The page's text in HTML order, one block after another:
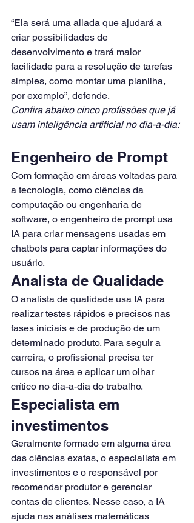
“Ela será uma aliada que ajudará a
criar possibilidades de
desenvolvimento e trará maior
facilidade para a resolução de tarefas
simples, como montar uma planilha,
por exemplo”, defende.
Confira abaixo cinco profissões que já
usam inteligência artificial no dia-a-dia:
Engenheiro de Prompt
Com formação em áreas voltadas para
a tecnologia, como ciências da
computação ou engenharia de
software, o engenheiro de prompt usa
IA para criar mensagens usadas em
chatbots para captar informações do
usuário.
Analista de Qualidade
O analista de qualidade usa IA para
realizar testes rápidos e precisos nas
fases iniciais e de produção de um
determinado produto. Para seguir a
carreira, o profissional precisa ter
cursos na área e aplicar um olhar
crítico no dia-a-dia do trabalho.
Especialista em
investimentos
Geralmente formado em alguma área
das ciências exatas, o especialista em
investimentos e o responsável por
recomendar produtor e gerenciar
contas de clientes. Nesse caso, a IA
ajuda nas análises matemáticas